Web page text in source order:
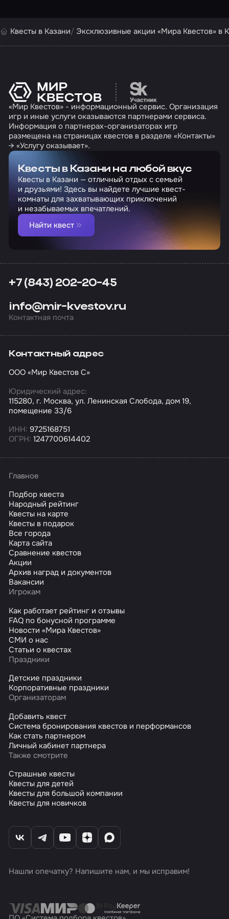
Квесты в Казани Эксклюзивные акции «Мира Квестов» в
Перейти на сайт
«Мир Квестов» - информационный сервис. Организация
игр и иные услуги оказываются партнерами сервиса.
Информация о партнерах-организаторах игр
размещена на страницах квестов в разделе «Контакты»
→ «Услугу оказывает».
Квесты в Казани на любой вкус
Квесты в Казани — отличный отдых с семьей
и друзьями! Здесь вы найдете лучшие квест-
комнаты для захватывающих приключений
и незабываемых впечатлений.
Найти квест
+7 (843) 202-20-45
info@mir-kvestov.ru
Контактная почта
Контактный адрес
ООО «Мир Квестов С»
Юридический адрес:
115280, г. Москва, ул. Ленинская Слобода, дом 19,
помещение 33/6
ИНН: 9725168751
ОГРН: 1247700614402
Главное
Подбор квеста
Народный рейтинг
Квесты на карте
Квесты в подарок
Все города
Карта сайта
Сравнение квестов
Акции
Архив наград и документов
Вакансии
Игрокам
Как работает рейтинг и отзывы
FAQ по бонусной программе
Новости «Мира Квестов»
СМИ о нас
Статьи о квестах
Праздники
Детские праздники
Корпоративные праздники
Организаторам
Добавить квест
Система бронирования квестов и перформансов
Как стать партнером
Личный кабинет партнера
Также смотрите
Страшные квесты
Квесты для детей
Квесты для большой компании
Квесты для новичков
Нашли опечатку? Напишите нам, и мы исправим!